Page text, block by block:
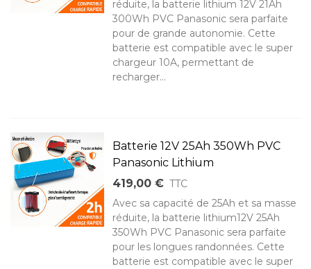
réduite, la batterie lithium 12V 21Ah
300Wh PVC Panasonic sera parfaite
pour de grande autonomie. Cette
batterie est compatible avec le super
chargeur 10A, permettant de
recharger...
Batterie 12V 25Ah 350Wh PVC
Panasonic Lithium
419,00 € TTC
Avec sa capacité de 25Ah et sa masse
réduite, la batterie lithium12V 25Ah
350Wh PVC Panasonic sera parfaite
pour les longues randonnées. Cette
batterie est compatible avec le super